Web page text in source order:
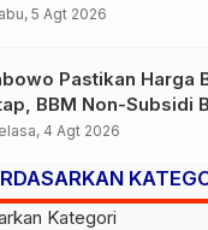
Rata-Rata Global
5 Agt 2026
Pastikan Harga
BBM Non-Subsidi
4 Agt 2026
Kategori